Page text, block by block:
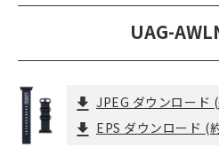
UAG-
JPEG ダウンロード
EPS ダウンロード (